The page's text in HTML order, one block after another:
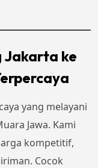
Jakarta ke
yang melayani
Jawa. Kami
kompetitif,
Cocok